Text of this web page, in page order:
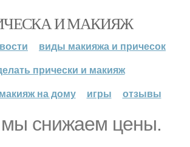
И МАКИЯЖ
виды макияжа и причесок
прически и макияж
на дому
игры отзывы
снижаем цены.